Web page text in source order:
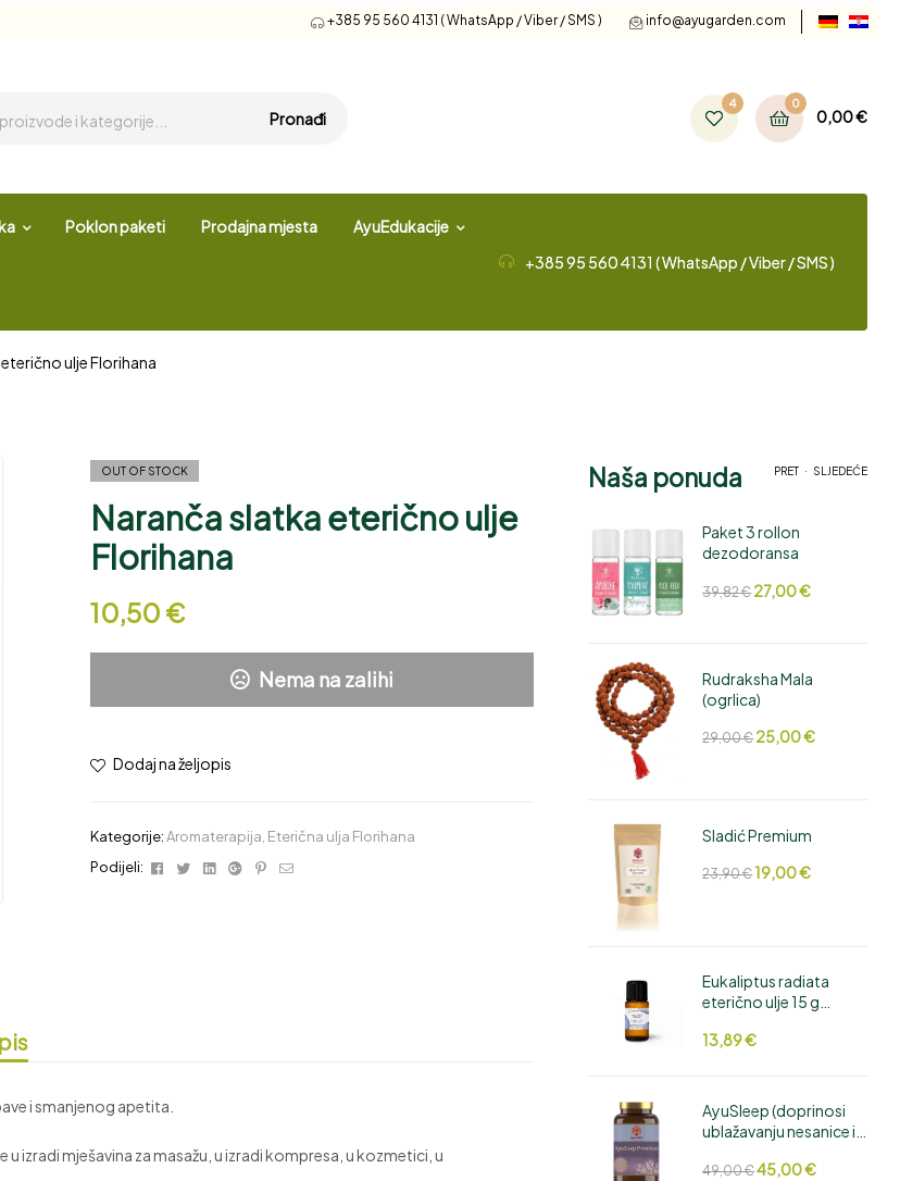
+385 95 560 4131 ( WhatsApp / Viber / SMS ) info@ayugarden.com
Pronađi
4 0
0,00€
Poklon paketi Prodajna mjesta AyuEdukacije
+385 95 560 4131 ( WhatsApp / Viber / SMS )
ulje Florihana
PRET
13,50€
. SLJEDEĆE
17,50€
OUT OF STOCK
Naranča slatka eterično ulje
Florihana
10,50 €
Nema na zalihi
Dodaj na željopis
Kategorije:Aromaterapija Eterična ulja Florihana
Podijeli:
Facebook
TwitterLinkedinGoogle+Pinterest
Email
i smanjenog apetita.
izradi mješavina za masažu, u izradi kompresa, u kozmetici, u
Naša ponuda
Paket 3 rollon
dezodoransa
39,82€27,00€
Rudraksha Mala
(ogrlica)
29,00€25,00€
Sladić Premium
23,90€19,00€
Eukaliptus radiata
eterično ulje 15 g
13,89€
AyuSleep (doprinosi
ublažavanju nesanice i
49,00€45,00€